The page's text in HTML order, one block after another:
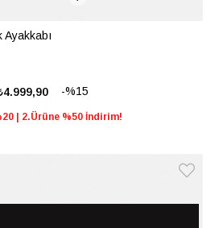
Ayakkabı
%15
| 2.Ürüne %50 İndirim!